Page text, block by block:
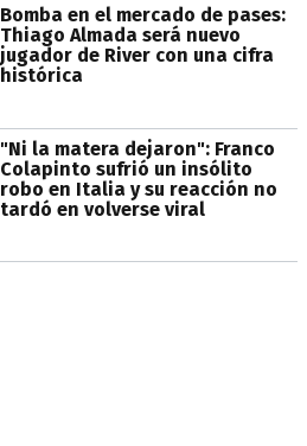
Bomba en el mercado de pases:
Thiago Almada será nuevo
jugador de River con una cifra
histórica
"Ni la matera dejaron": Franco
Colapinto sufrió un insólito
robo en Italia y su reacción no
tardó en volverse viral